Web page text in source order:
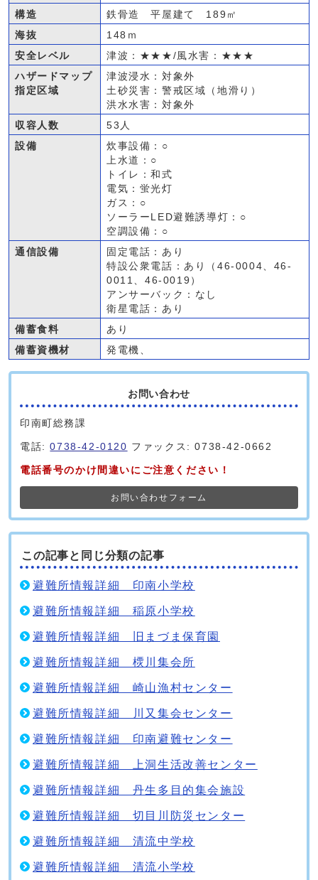
構造
鉄骨造 平屋建て 189㎡
海抜
148ｍ
安全レベル
津波：★★★/風水害：★★★
ハザードマップ
指定区域
津波浸水：対象外
土砂災害：警戒区域（地滑り）
洪水水害：対象外
収容人数
53人
設備
炊事設備：○
上水道：○
トイレ：和式
電気：蛍光灯
ガス：○
ソーラーLED避難誘導灯：○
空調設備：○
通信設備
固定電話：あり
特設公衆電話：あり（46-0004、46-
0011、46-0019）
アンサーバック：なし
衛星電話：あり
備蓄食料
あり
備蓄資機材
発電機、
お問い合わせ
印南町総務課
電話:0738-42-0120 ファックス: 0738-42-0662
電話番号のかけ間違いにご注意ください！
お問い合わせフォーム
この記事と同じ分類の記事
避難所情報詳細 印南小学校
避難所情報詳細 稲原小学校
避難所情報詳細 旧まづま保育園
避難所情報詳細 樮川集会所
避難所情報詳細 崎山漁村センター
避難所情報詳細 川又集会センター
避難所情報詳細 印南避難センター
避難所情報詳細 上洞生活改善センター
避難所情報詳細 丹生多目的集会施設
避難所情報詳細 切目川防災センター
避難所情報詳細 清流中学校
避難所情報詳細 清流小学校